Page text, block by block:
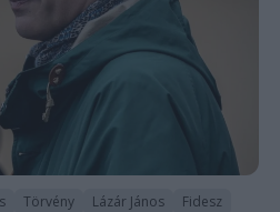
Törvény Lázár János
Fidesz